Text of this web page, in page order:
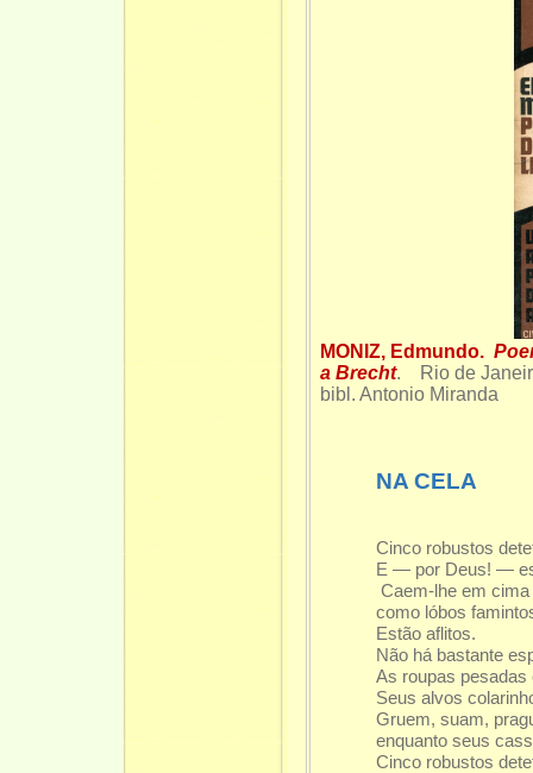
MONIZ, Edmundo.
a Brecht. Rio de
bibl. Antonio Miranda
NA CELA
Cinco robustos
E — por Deus!—
Caem-lhe em
como lóbos
Estão aflitos.
Não há bastante
As roupas pesadas
Seus alvos
Gruem, suam,
enquanto seus
Cinco robustos